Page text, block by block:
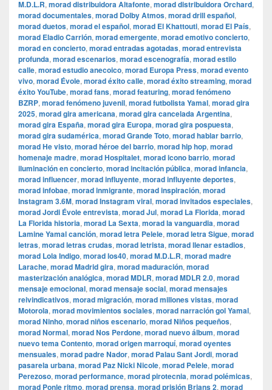
M.D.L.R, morad distribuidora Altafonte, morad distribuidora Orchard,
morad documentales, morad Dolby Atmos, morad drill español,
morad duetos, morad el español, morad El Khattouti, morad El País,
morad Eladio Carrión, morad emergente, morad emotivo concierto,
morad en concierto, morad entradas agotadas, morad entrevista
profunda, morad escenarios, morad escenografía, morad estilo
calle, morad estudio anecoico, morad Europa Press, morad evento
vivo, morad Évole, morad éxito calle, morad éxito streaming, morad
éxito YouTube, morad fans, morad featuring, morad fenómeno
BZRP, morad fenómeno juvenil, morad futbolista Yamal, morad gira
2025, morad gira americana, morad gira cancelada Argentina,
morad gira España, morad gira Europa, morad gira pospuesta,
morad gira sudamérica, morad Grande Toto, morad hablar barrio,
morad He visto, morad héroe del barrio, morad hip hop, morad
homenaje madre, morad Hospitalet, morad icono barrio, morad
iluminación en concierto, morad incitación pública, morad infancia,
morad influencer, morad influyente, morad influyente deportes,
morad infobae, morad inmigrante, morad inspiración, morad
Instagram 3.6M, morad Instagram viral, morad invitados especiales,
morad Jordi Évole entrevista, morad Jul, morad La Florida, morad
La Florida historia, morad La Sexta, morad la vanguardia, morad
Lamine Yamal canción, morad letra Pelele, morad letra Sigue, morad
letras, morad letras crudas, morad letrista, morad llenar estadios,
morad Lola Indigo, morad los40, morad M.D.L.R, morad madre
Larache, morad Madrid gira, morad maduración, morad
masterización analógica, morad MDLR, morad MDLR 2.0, morad
mensaje emocional, morad mensaje social, morad mensajes
reivindicativos, morad migración, morad millones vistas, morad
Motorola, morad movimientos sociales, morad narración gol Yamal,
morad Ninho, morad niños escenario, morad Niños pequeños,
morad Normal, morad Nos Perdone, morad nuevo álbum, morad
nuevo tema Contento, morad origen marroquí, morad oyentes
mensuales, morad padre Nador, morad Palau Sant Jordi, morad
pasarela urbana, morad Paz Nicki Nicole, morad Pelele, morad
Perezoso, morad performance, morad pirotecnia, morad polémicas,
morad Ponle ritmo, morad prensa, morad prisión Brians 2, morad